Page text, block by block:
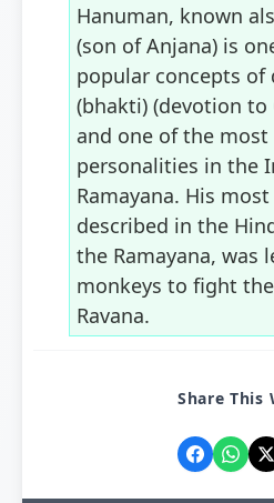
Hanuman, known
(son of Anjana) is
popular concepts of
(bhakti) (devotion to
and one of the
personalities in the
Ramayana. His
described in the
the Ramayana, was
monkeys to fight
Ravana.
Share This